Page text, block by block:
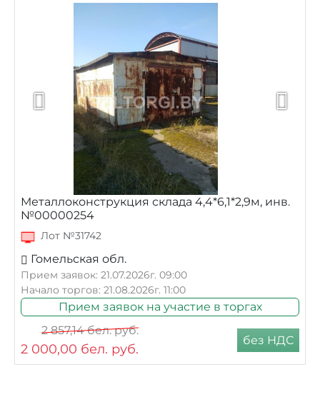
Металлоконструкция склада 4,4*6,1*2,9м, инв.
№00000254
Лот №31742
Гомельская обл.
Прием заявок: 21.07.2026г. 09:00
Начало торгов: 21.08.2026г. 11:00
Прием заявок на участие в торгах
2 857,14бел. руб.
2 000,00 бел. руб.
без НДС